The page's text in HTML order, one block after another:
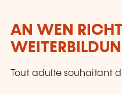
AN WEN
Tout adulte souhaitant